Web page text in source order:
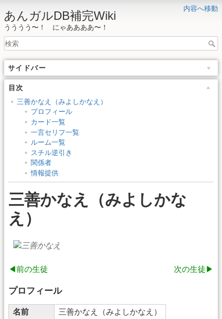
内容へ移動
あんガルDB補完Wiki
うううう〜！ にゃああああ〜！
サイドバー
目次
三善かなえ（みよしかなえ）
プロフィール
カード一覧
一言セリフ一覧
ルーム一覧
スチル逆引き
関係者
情報提供
三善かなえ（みよしかな
え）
◀前の生徒 次の生徒▶
プロフィール
名前
三善かなえ（みよしかなえ）